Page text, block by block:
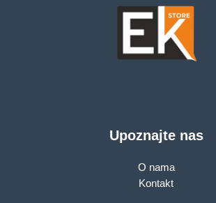
Upoznajte nas
O nama
Kontakt